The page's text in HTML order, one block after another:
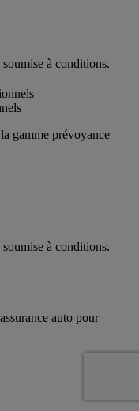
à conditions.
gamme prévoyance
à conditions.
auto pour